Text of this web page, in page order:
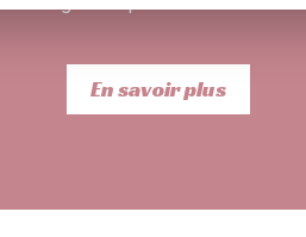
En savoir plus